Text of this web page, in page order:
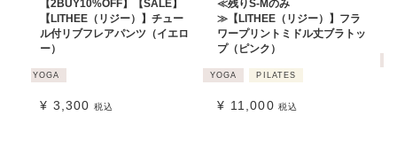
【2BUY10%OFF】【SALE】
【LITHEE（リジー）】チュー
ル付リブフレアパンツ（イエロ
ー）
YOGA
¥ 3,300 税込
≪残りS-Mのみ
≫【LITHEE（リジー）】フラ
ワープリントミドル丈ブラトッ
プ（ピンク）
YOGA PILATES
¥ 11,000 税込